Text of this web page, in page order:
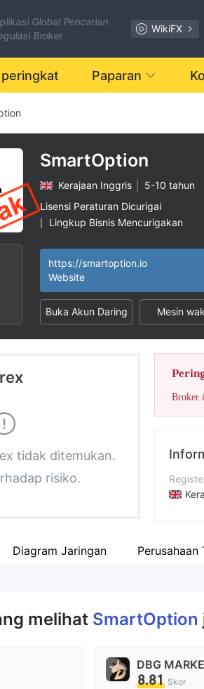
Global Pencarian
Broker
WikiFX
Paparan
SmartOption
Kerajaan Inggris
5-10 tahun
Lisensi Peraturan Dicurigai
Lingkup Bisnis Mencurigakan
https://smartoption.io
Website
Buka Akun Daring Mesin
tidak ditemukan.
risiko.
Broker
Nama
Diagram Jaringan Perusahaan
melihat SmartOption
DBG
8.81 Skor